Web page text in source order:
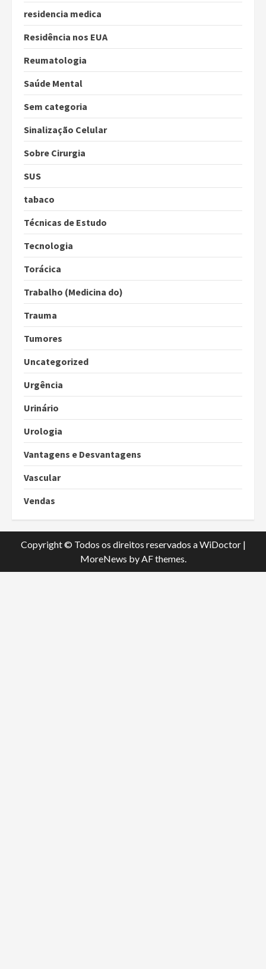
residencia medica
Residência nos EUA
Reumatologia
Saúde Mental
Sem categoria
Sinalização Celular
Sobre Cirurgia
SUS
tabaco
Técnicas de Estudo
Tecnologia
Torácica
Trabalho (Medicina do)
Trauma
Tumores
Uncategorized
Urgência
Urinário
Urologia
Vantagens e Desvantagens
Vascular
Vendas
Copyright © Todos os direitos reservados a WiDoctor |
MoreNews by AF themes.